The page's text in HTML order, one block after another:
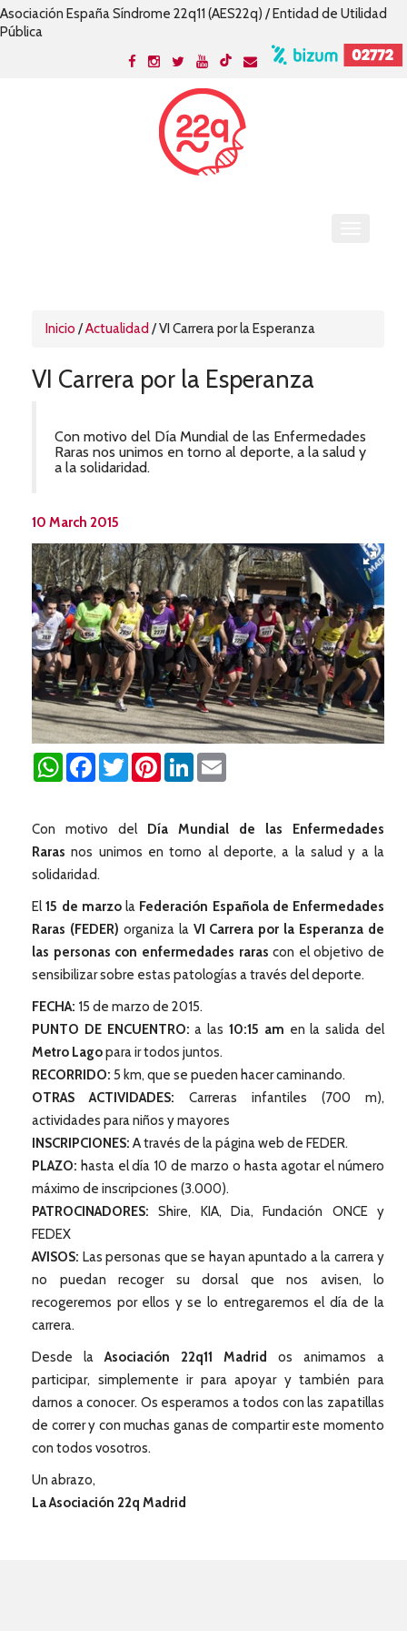
Asociación España Síndrome 22q11 (AES22q) / Entidad de Utilidad
Pública
Inicio /Actualidad /VI Carrera por la Esperanza
VI Carrera por la Esperanza
Con motivo del Día Mundial de las Enfermedades
Raras nos unimos en torno al deporte, a la salud y
a la solidaridad.
10 March 2015
WhatsAppFacebookTwitterPinterestLinkedIn
Con motivo del Día Mundial de las Enfermedades
Raras nos unimos en torno al deporte, a la salud y a la
solidaridad.
El15 de marzola Federación Española de Enfermedades
Raras (FEDER) organiza la VI Carrera por la Esperanza de
las personas con enfermedades raras con el objetivo de
sensibilizar sobre estas patologías a través del deporte.
FECHA: 15 de marzo de 2015.
PUNTO DE ENCUENTRO: a las10:15 am en la salida del
Metro Lagopara ir todos juntos.
RECORRIDO: 5 km, que se pueden hacer caminando.
OTRAS ACTIVIDADES: Carreras infantiles (700 m),
actividades para niños y mayores
INSCRIPCIONES: A través de la página web de FEDER.
PLAZO: hasta el día 10 de marzo o hasta agotar el número
máximo de inscripciones (3.000).
PATROCINADORES: Shire, KIA, Dia, Fundación ONCE y
FEDEX
AVISOS: Las personas que se hayan apuntado a la carrera y
no puedan recoger su dorsal que nos avisen, lo
recogeremos por ellos y se lo entregaremos el día de la
carrera.
Desde laAsociación 22q11 Madrid
os animamos a
participar, simplemente ir para apoyar y también para
darnos a conocer. Os esperamos a todos con las zapatillas
de correr y con muchas ganas de compartir este momento
con todos vosotros.
Un abrazo,
La Asociación 22q Madrid